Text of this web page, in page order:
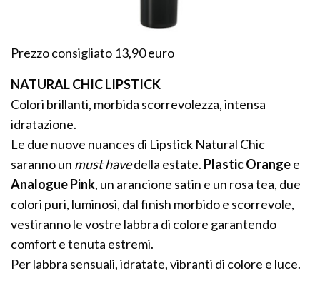
Prezzo consigliato 13,90 euro
NATURAL CHIC LIPSTICK
Colori brillanti, morbida scorrevolezza, intensa
idratazione.
Le due nuove nuances di Lipstick Natural Chic
saranno un must havedella estate. Plastic Orangee
Analogue Pink, un arancione satin e un rosa tea, due
colori puri, luminosi, dal finish morbido e scorrevole,
vestiranno le vostre labbra di colore garantendo
comfort e tenuta estremi.
Per labbra sensuali, idratate, vibranti di colore e luce.